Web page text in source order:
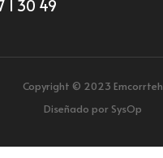
1 30 49
Copyright © 2023 Emcorrteh
Diseñado por SysOp